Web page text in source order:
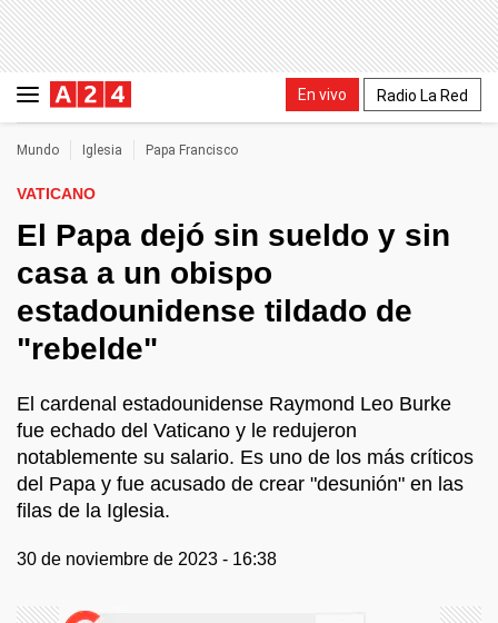
En vivo Radio La Red
Mundo Iglesia Papa Francisco
VATICANO
El Papa dejó sin sueldo y sin
casa a un obispo
estadounidense tildado de
"rebelde"
El cardenal estadounidense Raymond Leo Burke
fue echado del Vaticano y le redujeron
notablemente su salario. Es uno de los más críticos
del Papa y fue acusado de crear "desunión" en las
filas de la Iglesia.
30 de noviembre de 2023 - 16:38